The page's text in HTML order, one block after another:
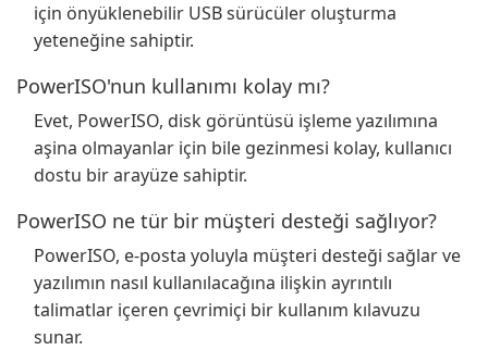
için önyüklenebilir USB sürücüler oluşturma
yeteneğine sahiptir.
PowerISO'nun kullanımı kolay mı?
Evet, PowerISO, disk görüntüsü işleme yazılımına
aşina olmayanlar için bile gezinmesi kolay, kullanıcı
dostu bir arayüze sahiptir.
PowerISO ne tür bir müşteri desteği sağlıyor?
PowerISO, e-posta yoluyla müşteri desteği sağlar ve
yazılımın nasıl kullanılacağına ilişkin ayrıntılı
talimatlar içeren çevrimiçi bir kullanım kılavuzu
sunar.